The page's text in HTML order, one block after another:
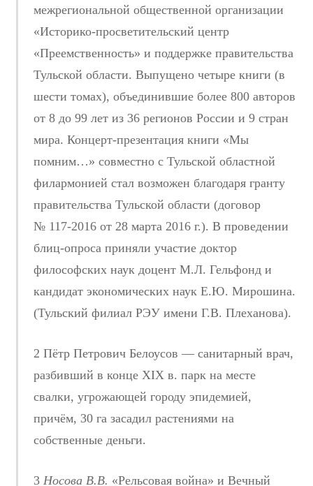
межрегиональной общественной организации
«Историко-просветительский центр
«Преемственность» и поддержке правительства
Тульской области. Выпущено четыре книги (в
шести томах), объединившие более 800 авторов
от 8 до 99 лет из 36 регионов России и 9 стран
мира. Концерт-презентация книги «Мы
помним…» совместно с Тульской областной
филармонией стал возможен благодаря гранту
правительства Тульской области (договор
№ 117-2016 от 28 марта 2016 г.). В проведении
блиц-опроса приняли участие доктор
философских наук доцент М.Л. Гельфонд и
кандидат экономических наук Е.Ю. Мирошина.
(Тульский филиал РЭУ имени Г.В. Плеханова).
2 Пётр Петрович Белоусов — санитарный врач,
разбивший в конце XIX в. парк на месте
свалки, угрожающей городу эпидемией,
причём, 30 га засадил растениями на
собственные деньги.
3 Носова В.В. «Рельсовая война» и Вечный